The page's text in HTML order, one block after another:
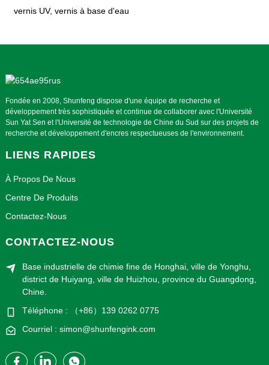
vernis UV, vernis à base d'eau
Fondée en 2008, Shunfeng dispose d'une équipe de recherche et
développement très sophistiquée et continue de collaborer avec l'Université
Sun Yat Sen et l'Université de technologie de Chine du Sud sur des projets de
recherche et développement d'encres respectueuses de l'environnement.
LIENS RAPIDES
À Propos De Nous
Centre De Produits
Contactez-Nous
CONTACTEZ-NOUS
Base industrielle de chimie fine de Honghai, ville de Yonghu,
district de Huiyang, ville de Huizhou, province du Guangdong,
Chine.
Téléphone : （+86）139 0262 0775
Courriel : simon@shunfengink.com